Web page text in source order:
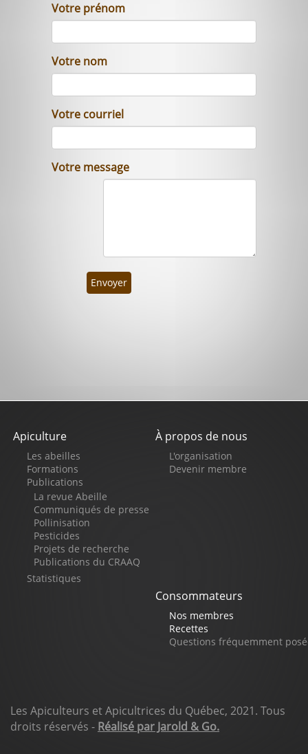
Votre prénom
Votre nom
Votre courriel
Votre message
Envoyer
Pied
de
page
À propos de nous
L'organisation
Devenir membre
Apiculture
Les abeilles
Formations
Publications
La revue Abeille
Communiqués de presse
Pollinisation
Pesticides
Projets de recherche
Publications du CRAAQ
Statistiques
Consommateurs
Nos membres
Recettes
Questions fréquemment
Les Apiculteurs et Apicultrices du Québec, 2021. Tous
droits réservés - Réalisé par Jarold & Go.